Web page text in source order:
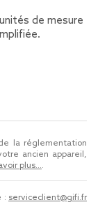
de mesure
la réglementation
ancien appareil,
plus....
: serviceclient@gifi.fr